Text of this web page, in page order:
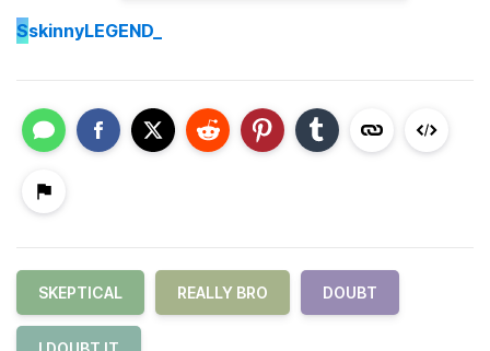
SskinnyLEGEND_
SKEPTICAL REALLY BRO DOUBT